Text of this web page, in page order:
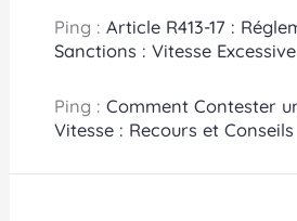
Ping : Article R413-17 :
Sanctions : Vitesse Excessive
Ping : Comment Contester
Vitesse : Recours et Conseils